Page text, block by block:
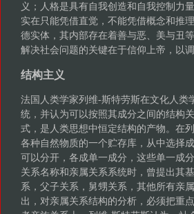
义；人格是具有自我创造和自我控制力
实在只能凭借直觉，不能凭借概念和推
德实体，其内部存在着善与恶、美与丑
解决社会问题的关键在于信仰上帝，以
结构主义
法国人类学家列维-斯特劳斯在文化人类
统，并认为可以按照其成分之间的结构
式，是人类思想中恒定结构的产物。在
各种自然物质的一个贮存库，从中选择
可以分开，各成单一成分，这些单一成
关系名称和亲属关系系统时，曾提出其
系，父子关系，舅甥关系，其他所有亲
出，对亲属关系结构的分析，必须把重